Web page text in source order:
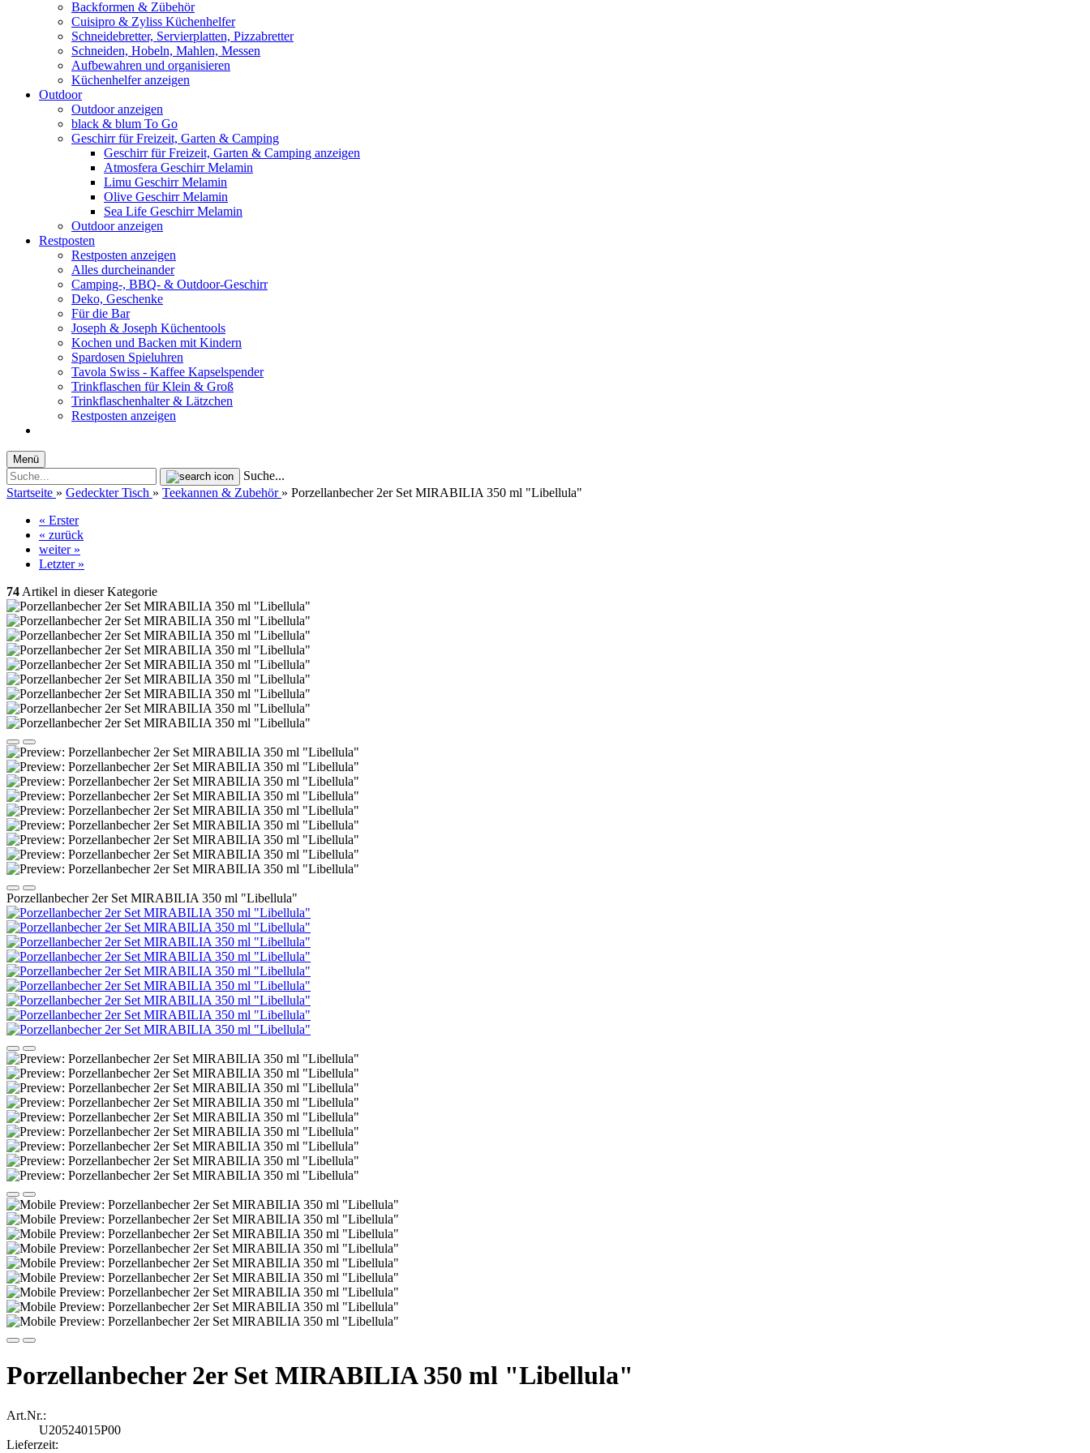
Backformen & Zübehör
Cuisipro & Zyliss Küchenhelfer
Schneidebretter, Servierplatten, Pizzabretter
Schneiden, Hobeln, Mahlen, Messen
Aufbewahren und organisieren
Küchenhelfer anzeigen
Outdoor
Outdoor anzeigen
black & blum To Go
Geschirr für Freizeit, Garten & Camping
Geschirr für Freizeit, Garten & Camping anzeigen
Atmosfera Geschirr Melamin
Limu Geschirr Melamin
Olive Geschirr Melamin
Sea Life Geschirr Melamin
Outdoor anzeigen
Restposten
Restposten anzeigen
Alles durcheinander
Camping-, BBQ- & Outdoor-Geschirr
Deko, Geschenke
Für die Bar
Joseph & Joseph Küchentools
Kochen und Backen mit Kindern
Spardosen Spieluhren
Tavola Swiss - Kaffee Kapselspender
Trinkflaschen für Klein & Groß
Trinkflaschenhalter & Lätzchen
Restposten anzeigen
Menü
Suche...
Startseite » Gedeckter Tisch » Teekannen & Zubehör » Porzellanbecher 2er Set MIRABILIA 350 ml "Libellula"
« Erster
« zurück
weiter »
Letzter »
74 Artikel in dieser Kategorie
Porzellanbecher 2er Set MIRABILIA 350 ml "Libellula"
Porzellanbecher 2er Set MIRABILIA 350 ml "Libellula"
Art.Nr.:
U20524015P00
Lieferzeit: